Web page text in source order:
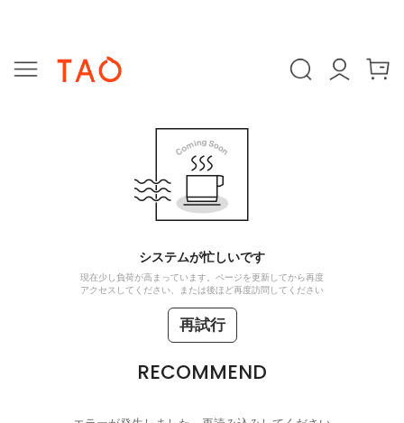
システムが忙しいです
現在少し負荷が高まっています。ページを更新してから再度
アクセスしてください、または後ほど再度訪問してください
再試行
RECOMMEND